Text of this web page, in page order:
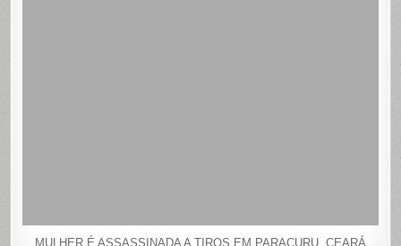
MULHER É ASSASSINADA A TIROS EM PARACURU, CEARÁ